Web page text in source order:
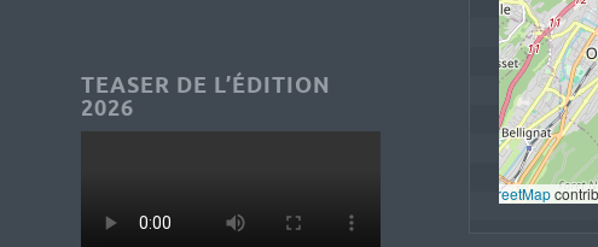
TEASER DE L’ÉDITION
2026
OpenStreetMap